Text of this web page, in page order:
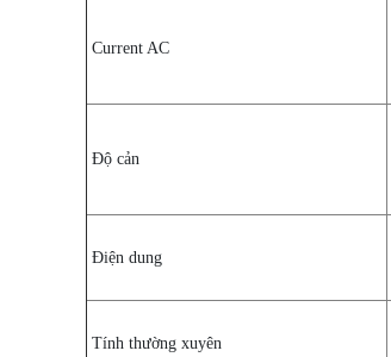
Current AC
Độ cản
Điện dung
Tính thường xuyên